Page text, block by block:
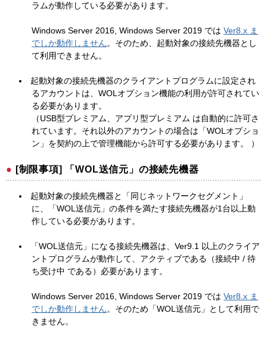
ラムが動作している必要があります。
Windows Server 2016, Windows Server 2019 ではVer8.x ま
でしか動作しません。そのため、起動対象の接続先機器とし
て利用できません。
起動対象の接続先機器のクライアントプログラムに設定され
るアカウントは、WOLオプション機能の利用が許可されてい
る必要があります。
（USB型プレミアム、アプリ型プレミアム は自動的に許可さ
れています。それ以外のアカウントの場合は「WOLオプショ
ン」を契約の上で管理機能から許可する必要があります。 ）
[制限事項] 「WOL送信元」の接続先機器
起動対象の接続先機器と「同じネットワークセグメント」
に、「WOL送信元」の条件を満たす接続先機器が1台以上動
作している必要があります。
「WOL送信元」になる接続先機器は、Ver9.1 以上のクライア
ントプログラムが動作して、アクティブである（接続中 / 待
ち受け中 である）必要があります。
Windows Server 2016, Windows Server 2019 ではVer8.x ま
でしか動作しません。そのため「WOL送信元」として利用で
きません。